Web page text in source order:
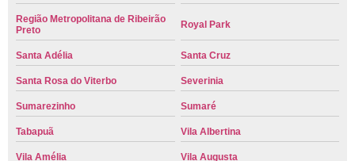
Região Metropolitana de Ribeirão
Preto
Royal Park
Santa Adélia Santa Cruz
Santa Rosa do Viterbo Severinia
Sumarezinho Sumaré
Tabapuã Vila Albertina
Vila Amélia Vila Augusta